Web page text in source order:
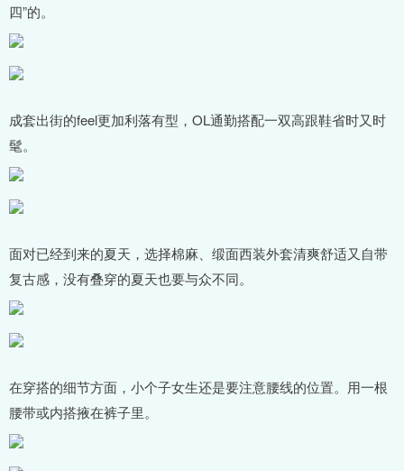
四”的。
成套出街的feel更加利落有型，OL通勤搭配一双高跟鞋省时又时
髦。
面对已经到来的夏天，选择棉麻、缎面西装外套清爽舒适又自带
复古感，没有叠穿的夏天也要与众不同。
在穿搭的细节方面，小个子女生还是要注意腰线的位置。用一根
腰带或内搭掖在裤子里。